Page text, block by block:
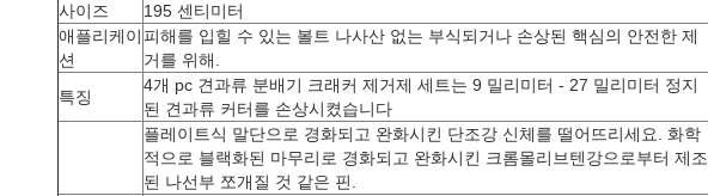
사이즈
195 센티미터
애플리케이
션
피해를 입힐 수 있는 볼트 나사산 없는 부식되거나 손상된 핵심의 안전한 제
거를 위해.
특징
4개 pc 견과류 분배기 크래커 제거제 세트는 9 밀리미터 - 27 밀리미터 정지
된 견과류 커터를 손상시켰습니다
플레이트식 말단으로 경화되고 완화시킨 단조강 신체를 떨어뜨리세요. 화학
적으로 블랙화된 마무리로 경화되고 완화시킨 크롬몰리브텐강으로부터 제조
된 나선부 쪼개질 것 같은 핀.